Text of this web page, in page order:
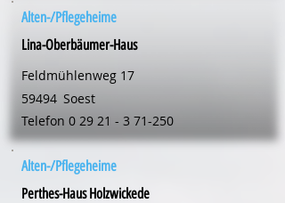
Alten-/Pflegeheime
Lina-Oberbäumer-Haus
Feldmühlenweg 17
59494 Soest
Telefon 0 29 21 - 3 71-250
Alten-/Pflegeheime
Perthes-Haus Holzwickede